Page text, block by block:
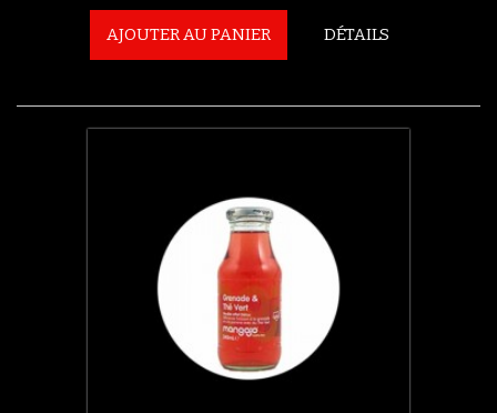
AJOUTER AU PANIER DÉTAILS